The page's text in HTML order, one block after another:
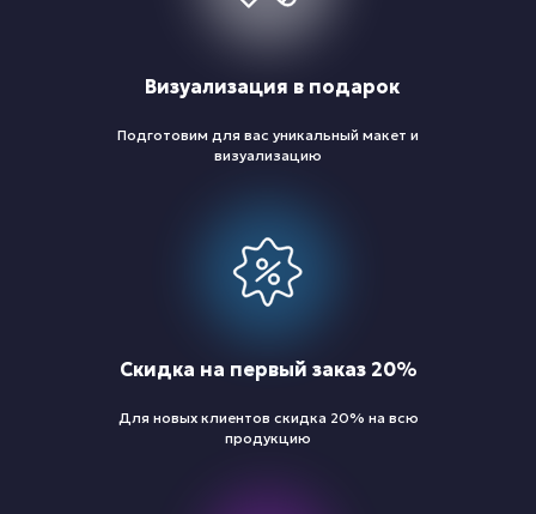
Визуализация в подарок
Подготовим для вас уникальный макет и
визуализацию
Для новых клиентов скидка 20% на всю
продукцию
Скидка на первый заказ 20%